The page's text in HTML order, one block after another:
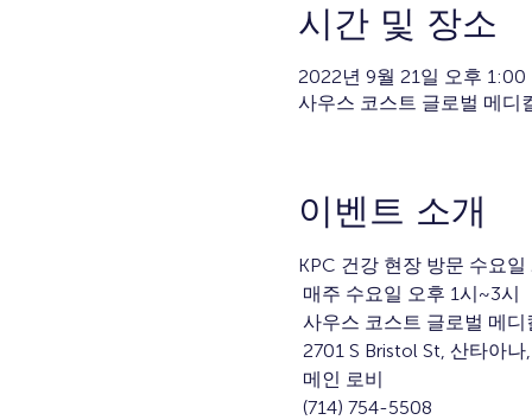
시간 및 장소
2022년 9월 21일 오후
사우스 코스트 글로벌 메디
이벤트 소개
KPC 건강 현장 방문 수요
매주 수요일 오후 1시~3시
사우스 코스트 글로벌 메디
2701 S Bristol St, 산타아
메인 로비
(714) 754-5508